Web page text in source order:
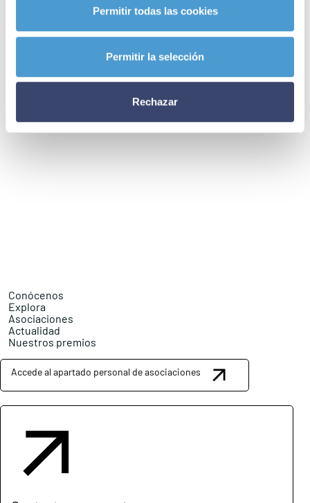
Permitir todas las cookies
Permitir la selección
Rechazar
Conócenos
Explora
Asociaciones
Actualidad
Nuestros premios
Accede al apartado personal de asociaciones